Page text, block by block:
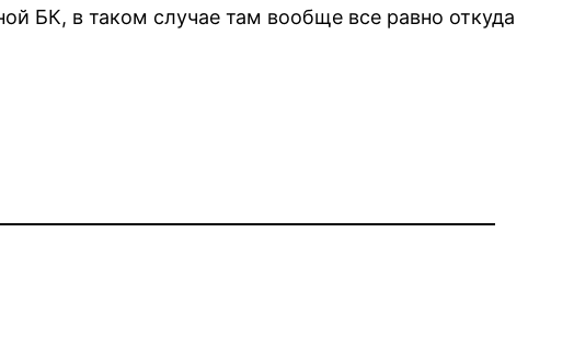
БК, в таком случае там вообще все равно откуда